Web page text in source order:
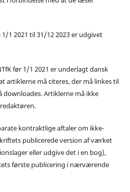
1 2021 til 31/12 2023 er udgivet
før 1/1 2021 er underlagt dansk
artiklerne må citeres, der må linkes til
Artiklerne må ikke
kontraktlige aftaler om ikke-
publicerede version af værket
eller udgive det i en bog),
første publicering i nærværende